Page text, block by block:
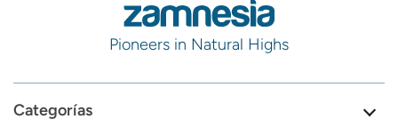
Pioneers in Natural Highs
Categorías